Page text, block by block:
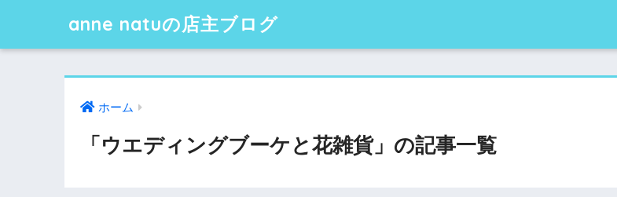
anne natuの店主ブログ
ホーム
「ウエディングブーケと花雑貨」の記事一覧